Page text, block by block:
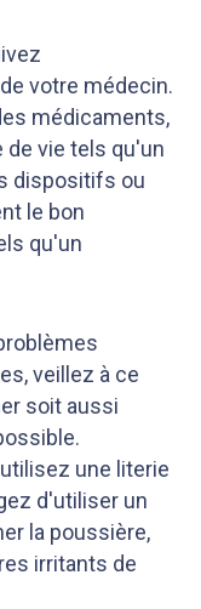
votre médecin.
médicaments,
vie tels qu'un
dispositifs ou
le bon
qu'un
veillez à ce
soit aussi
une literie
d'utiliser un
la poussière,
irritants de